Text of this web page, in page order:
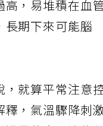
，易堆積在血管
期下來可能腦
就算平常注意
，氣溫驟降刺